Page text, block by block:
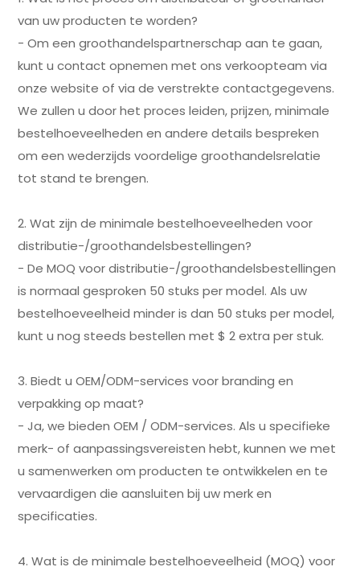
van uw producten te worden?
- Om een groothandelspartnerschap aan te gaan,
kunt u contact opnemen met ons verkoopteam via
onze website of via de verstrekte contactgegevens.
We zullen u door het proces leiden, prijzen, minimale
bestelhoeveelheden en andere details bespreken
om een wederzijds voordelige groothandelsrelatie
tot stand te brengen.
2. Wat zijn de minimale bestelhoeveelheden voor
distributie-/groothandelsbestellingen?
- De MOQ voor distributie-/groothandelsbestellingen
is normaal gesproken 50 stuks per model. Als uw
bestelhoeveelheid minder is dan 50 stuks per model,
kunt u nog steeds bestellen met $ 2 extra per stuk.
3. Biedt u OEM/ODM-services voor branding en
verpakking op maat?
- Ja, we bieden OEM / ODM-services. Als u specifieke
merk- of aanpassingsvereisten hebt, kunnen we met
u samenwerken om producten te ontwikkelen en te
vervaardigen die aansluiten bij uw merk en
specificaties.
4. Wat is de minimale bestelhoeveelheid (MOQ) voor